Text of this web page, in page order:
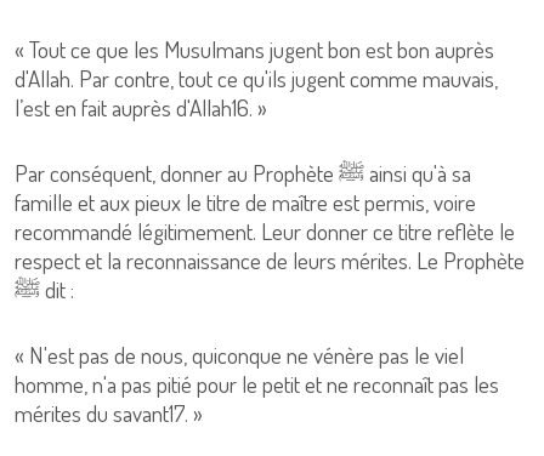
« Tout ce que les Musulmans jugent bon est bon auprès
d'Allah. Par contre, tout ce qu'ils jugent comme mauvais,
l’est en fait auprès d'Allah16. »
Par conséquent, donner au Prophète ﷺ ainsi qu'à sa
famille et aux pieux le titre de maître est permis, voire
recommandé légitimement. Leur donner ce titre reflète le
respect et la reconnaissance de leurs mérites. Le Prophète
ﷺ dit :
« N'est pas de nous, quiconque ne vénère pas le viel
homme, n'a pas pitié pour le petit et ne reconnaît pas les
mérites du savant17. »